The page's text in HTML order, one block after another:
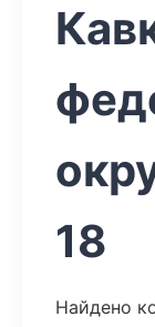
18
Найдено